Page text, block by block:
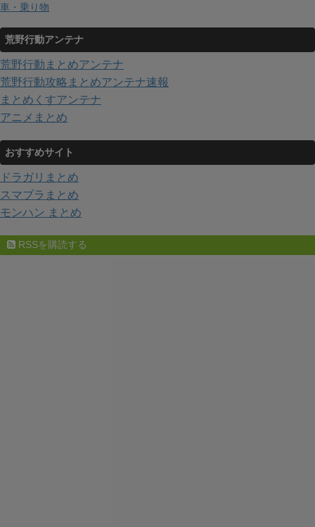
車・乗り物
荒野行動アンテナ
荒野行動まとめアンテナ
荒野行動攻略まとめアンテナ速報
まとめくすアンテナ
アニメまとめ
おすすめサイト
ドラガリまとめ
スマブラまとめ
モンハン まとめ
RSSを購読する